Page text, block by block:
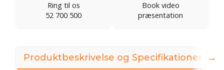
Ring til os
52 700 500
Book video
præsentation
Produktbeskrivelse og Specifikationer →